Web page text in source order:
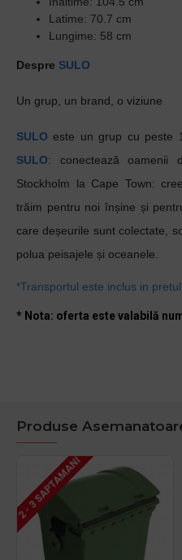
Latime: 70.7 cm
Lungime: 58 cm
Despre SULO
Un grup, un brand, o viziune
SULO este un grup cu peste
SULO: conectează oamenii
Stockholm la Cape Town:
trăim pentru noi înșine și
care deșeurile sunt colectate,
polua peisajele și oceanele.
*Transportul este inclus in
* Nota: oferta este valabilă
Produse
2 - 3 SAPTAMANI